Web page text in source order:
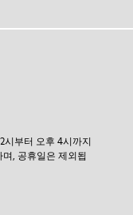
시부터 오후 4시까지
, 공휴일은 제외됩